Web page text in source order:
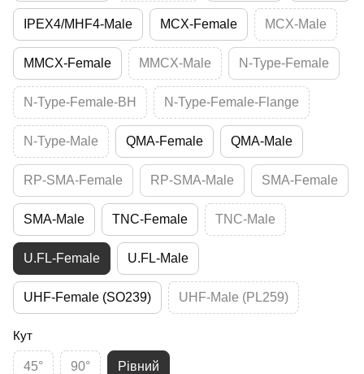
IPEX4/MHF4-Male MCX-Female MCX-Male
MMCX-Female MMCX-Male N-Type-Female
N-Type-Female-BH N-Type-Female-Flange
N-Type-Male QMA-Female QMA-Male
RP-SMA-Female RP-SMA-Male SMA-Female
SMA-Male TNC-Female TNC-Male
U.FL-Female U.FL-Male
UHF-Female (SO239) UHF-Male (PL259)
Кут
45° 90° Рівний